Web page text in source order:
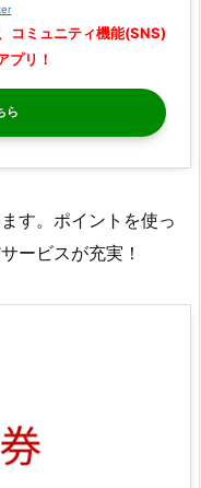
コミュニティ機能(SNS)
プリ！
す。ポイントを使っ
ービスが充実！